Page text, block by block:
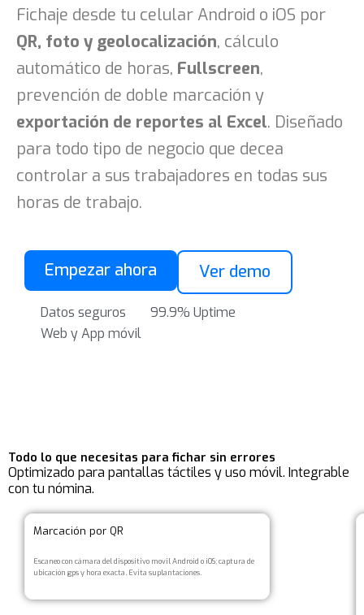
Fichaje desde tu celular Android o iOS por
QR, foto y geolocalización, cálculo
automático de horas, Fullscreen,
prevención de doble marcación y
exportación de reportes al Excel. Diseñado
para todo tipo de negocio que decea
controlar a sus trabajadores en todas sus
horas de trabajo.
Empezar ahora Ver demo
Datos seguros
99.9% Uptime
Web y App móvil
Todo lo que necesitas para fichar sin errores
Optimizado para pantallas táctiles y uso móvil. Integrable
con tu nómina.
Marcación por QR
Escaneo con cámara del dispositivo movil Android o iOS; captura de
ubicación gps y hora exacta. Evita suplantaciones.